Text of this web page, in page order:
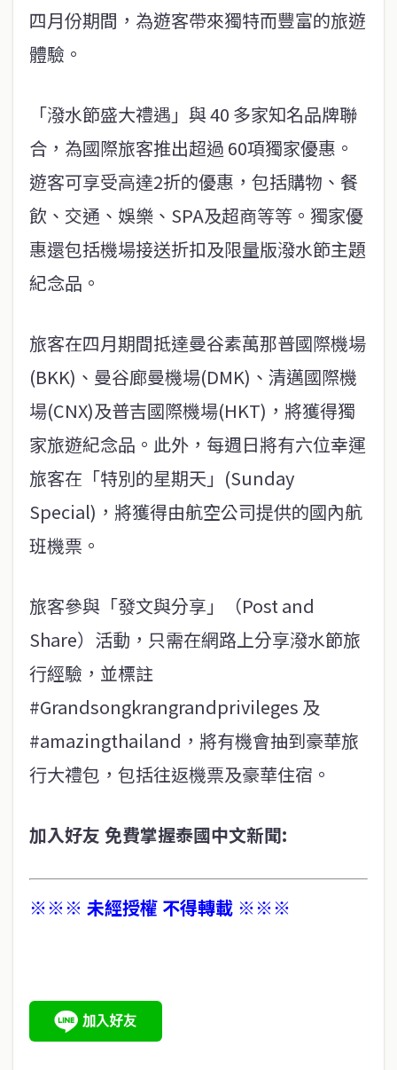
四月份期間，為遊客帶來獨特而豐富的旅遊
體驗。
「潑水節盛大禮遇」與 40 多家知名品牌聯
合，為國際旅客推出超過 60項獨家優惠。
遊客可享受高達2折的優惠，包括購物、餐
飲、交通、娛樂、SPA及超商等等。獨家優
惠還包括機場接送折扣及限量版潑水節主題
紀念品。
旅客在四月期間抵達曼谷素萬那普國際機場
(BKK)、曼谷廊曼機場(DMK)、清邁國際機
場(CNX)及普吉國際機場(HKT)，將獲得獨
家旅遊紀念品。此外，每週日將有六位幸運
旅客在「特別的星期天」(Sunday
Special)，將獲得由航空公司提供的國內航
班機票。
旅客參與「發文與分享」（Post and
Share）活動，只需在網路上分享潑水節旅
行經驗，並標註
#Grandsongkrangrandprivileges 及
#amazingthailand，將有機會抽到豪華旅
行大禮包，包括往返機票及豪華住宿。
加入好友 免費掌握泰國中文新聞:
※※※ 未經授權 不得轉載 ※※※